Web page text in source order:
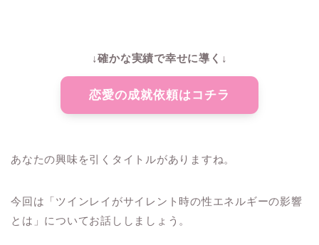
↓確かな実績で幸せに導く↓
恋愛の成就依頼はコチラ
あなたの興味を引くタイトルがありますね。
今回は「ツインレイがサイレント時の性エネルギーの影響
とは」についてお話ししましょう。